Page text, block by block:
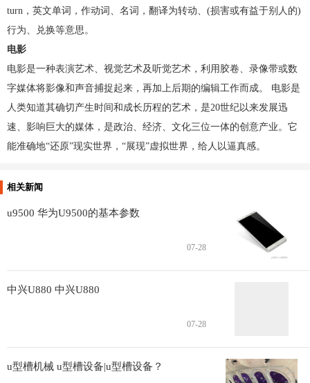
turn，英文单词，作动词、名词，翻译为转动、(损害或有益于别人的)
行为、兑换等意思。
电影
电影是一种表演艺术、视觉艺术及听觉艺术，利用胶卷、录像带或数
字媒体将影像和声音捕捉起来，再加上后期的编辑工作而成。 电影是
人类知道其确切产生时间和成长历程的艺术，是20世纪以来发展迅
速、影响巨大的媒体，是政治、经济、文化三位一体的创意产业。它
能准确地“还原”现实世界，“展现”虚拟世界，给人以逼真感。
相关新闻
u9500 华为U9500的基本参数
07-28
中兴U880 中兴U880
07-28
u型槽机械 u型槽设备|u型槽设备？